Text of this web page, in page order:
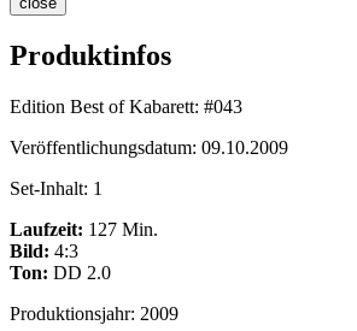
Produktinfos
Edition Best of Kabarett: #043
Veröffentlichungsdatum: 09.10.2009
Set-Inhalt: 1
Laufzeit: 127 Min.
Bild: 4:3
Ton: DD 2.0
Produktionsjahr: 2009